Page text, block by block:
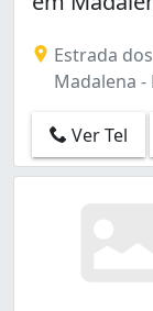
Cabanga (1)
Campo
Casa
Cordeiro (3)
Estrada
Madalena -
Ver Tel